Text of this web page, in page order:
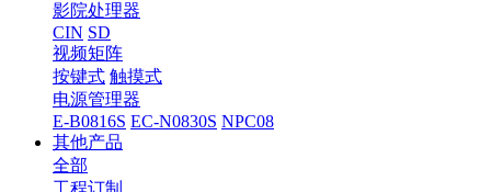
影院处理器
CIN SD
视频矩阵
按键式 触摸式
电源管理器
E-B0816S EC-N0830S NPC08
其他产品
全部
工程订制